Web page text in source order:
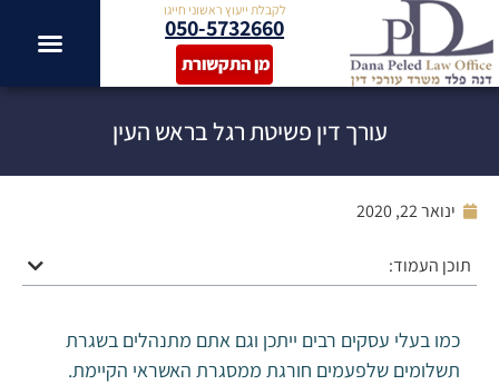
לקבלת ייעוץ ראשוני חייגו
050-5732660
מן התקשורת
עורך דין פשיטת רגל בראש העין
ינואר 22, 2020
תוכן העמוד:
כמו בעלי עסקים רבים ייתכן וגם אתם מתנהלים בשגרת
תשלומים שלפעמים חורגת ממסגרת האשראי הקיימת.